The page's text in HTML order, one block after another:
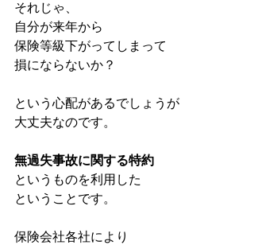
それじゃ、
自分が来年から
保険等級下がってしまって
損にならないか？
という心配があるでしょうが
大丈夫なのです。
無過失事故に関する特約
というものを利用した
ということです。
保険会社各社により